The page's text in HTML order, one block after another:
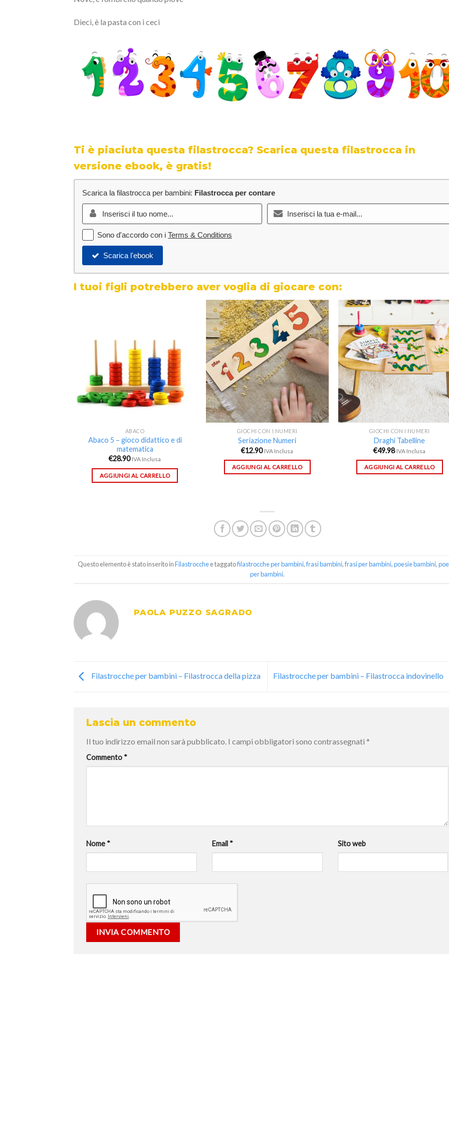
Dieci, è la pasta con i ceci
Ti è piaciuta questa filastrocca? Scarica questa filastrocca in
versione ebook, è gratis!
Scarica la filastrocca per bambini: Filastrocca per contare
Sono d'accordo con i Terms & Conditions
Scarica l'ebook
I tuoi figli potrebbero aver voglia di giocare con:
dei
desideri
ABACO
Abaco 5 – gioco didattico e di
matematica
€28.90 IVA Inclusa
AGGIUNGI AL CARRELLO
Aggiungi
alla lista
dei
desideri
GIOCHI CON I NUMERI
Seriazione Numeri
€12.90 IVA Inclusa
AGGIUNGI AL CARRELLO
alla
dei
GIOCHI CON I NUMERI
Draghi Tabelline
€49.98 IVA Inclusa
AGGIUNGI AL CARRELLO
Questo elemento è stato inserito inFilastrocchee taggatofilastrocche per bambini,frasi bambini,frasi per bambini,poesie bambini,
per bambini.
PAOLA PUZZO SAGRADO
Filastrocche per bambini – Filastrocca della pizza Filastrocche per bambini – Filastrocca indovinello
Lascia un commento
Il tuo indirizzo email non sarà pubblicato. I campi obbligatori sono contrassegnati *
Commento *
Nome * Email * Sito web